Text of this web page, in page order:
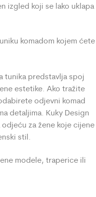
izgled koji se lako uklapa
komadom kojem ćete
tunika predstavlja spoj
estetike. Ako tražite
odjevni komad
detaljima. Kuky Design
za žene koje cijene
stil.
modele, traperice ili